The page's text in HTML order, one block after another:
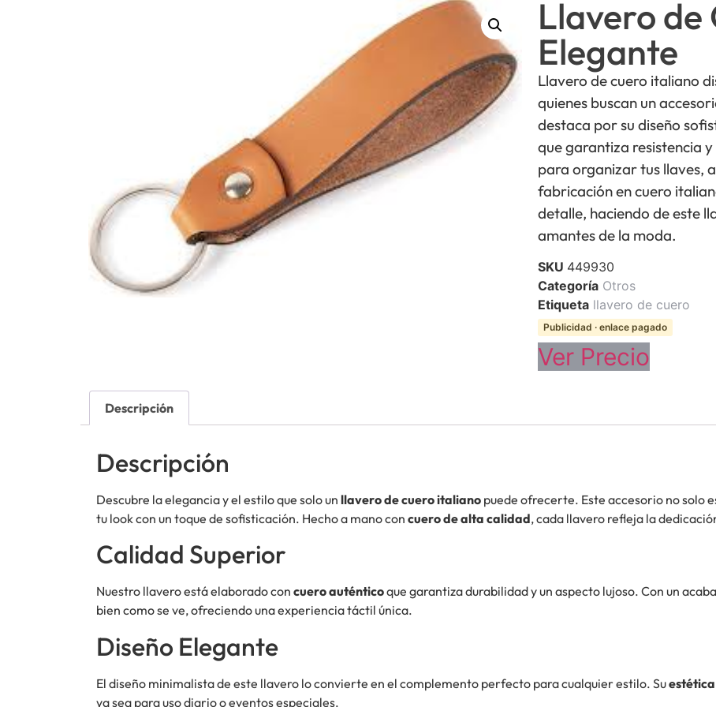
Llavero de
Elegante
Llavero de cuero italiano
quienes buscan un
destaca por su diseño
que garantiza resistencia
para organizar tus llaves,
fabricación en cuero
detalle, haciendo de este
amantes de la moda.
SKU 449930
Categoría Otros
Etiqueta llavero de cuero
Publicidad · enlace pagado
Ver Precio
Descripción
Descripción
Descubre la elegancia y el estilo que solo un llavero de cuero italiano puede ofrecerte. Este accesorio no solo
tu look con un toque de sofisticación. Hecho a mano con cuero de alta calidad, cada llavero refleja la
Calidad Superior
Nuestro llavero está elaborado con cuero auténticoque garantiza durabilidad y un aspecto lujoso. Con un
bien como se ve, ofreciendo una experiencia táctil única.
Diseño Elegante
El diseño minimalista de este llavero lo convierte en el complemento perfecto para cualquier estilo. Su
ya sea para uso diario o eventos especiales.